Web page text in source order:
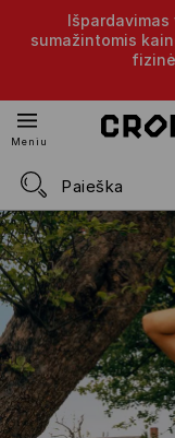
sumažintomis
Meniu